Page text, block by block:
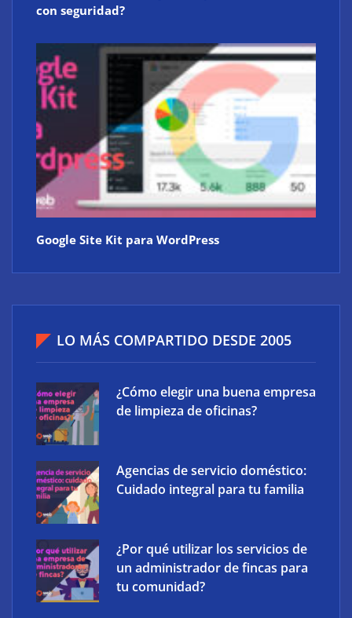
con seguridad?
Google Site Kit para WordPress
LO MÁS COMPARTIDO DESDE 2005
¿Cómo elegir una buena empresa
de limpieza de oficinas?
Agencias de servicio doméstico:
Cuidado integral para tu familia
¿Por qué utilizar los servicios de
un administrador de fincas para
tu comunidad?